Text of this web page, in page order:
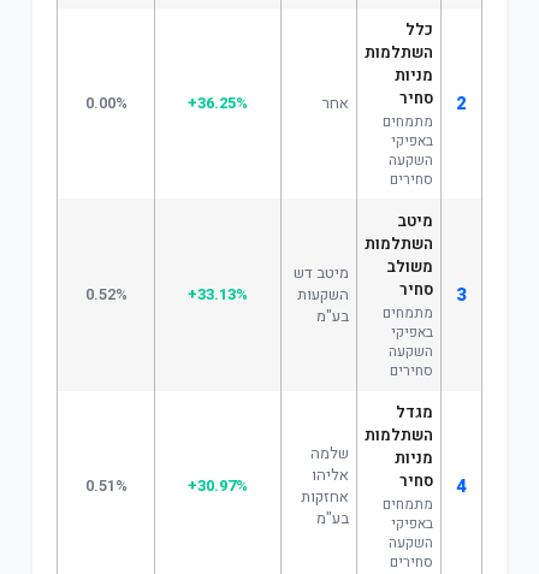
2
כלל
השתלמות
מניות
סחיר
מתמחים
באפיקי
השקעה
סחירים
אחר +36.25%
0.00%
3
מיטב
השתלמות
משולב
סחיר
מתמחים
באפיקי
השקעה
סחירים
מיטב דש
השקעות
בע"מ
+33.13%
0.52%
4
מגדל
השתלמות
מניות
סחיר
מתמחים
באפיקי
השקעה
סחירים
שלמה
אליהו
אחזקות
בע"מ
+30.97%
0.51%